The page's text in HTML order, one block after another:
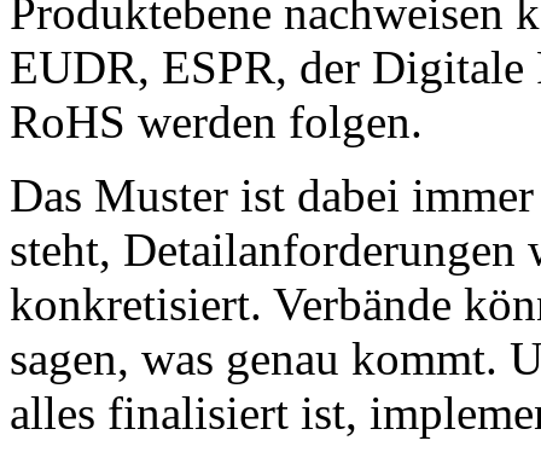
Produktebene nachweisen
EUDR, ESPR, der
RoHS werden folgen.
Das Muster ist dabei
steht, Detailanforderungen
konkretisiert. Verbände
sagen, was genau kommt.
alles finalisiert ist,